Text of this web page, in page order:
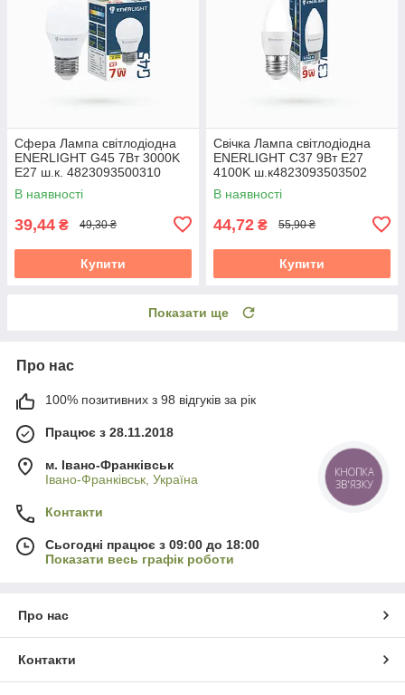
Сфера Лампа світлодіодна
ENERLIGHT G45 7Вт 3000K
E27 ш.к. 4823093500310
19824
В наявності
39,44 ₴ 49,30 ₴
Купити
Свічка Лампа світлодіодна
ENERLIGHT С37 9Вт E27
4100K ш.к4823093503502
10шт/уп 19824
В наявності
44,72 ₴ 55,90 ₴
Купити
Показати ще
Про нас
100% позитивних з 98 відгуків за рік
Працює з 28.11.2018
м. Івано-Франківськ
Івано-Франківськ, Україна
Контакти
Сьогодні працює з 09:00 до 18:00
Показати весь графік роботи
Про нас
Контакти
КНОПКА
ЗВ'ЯЗКУ